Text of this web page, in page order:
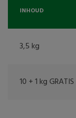
INHOUD
3,5 kg
10 + 1 kg GRATIS